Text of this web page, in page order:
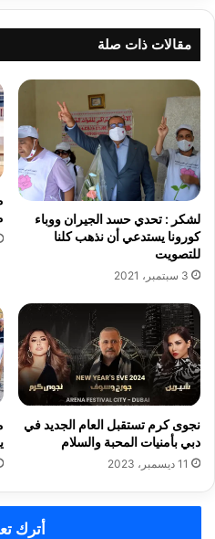
والأغنية
مقالات ذات صلة
لشكر : تحدي حسد الجيران ووباء
كورونا يستدعي أن نذهب كلنا
للتصويت
3 سبتمبر، 2021
نجوى كرم تستقبل العام الجديد في
دبي بأمنيات المحبة والسلام
11 ديسمبر، 2023
أترك